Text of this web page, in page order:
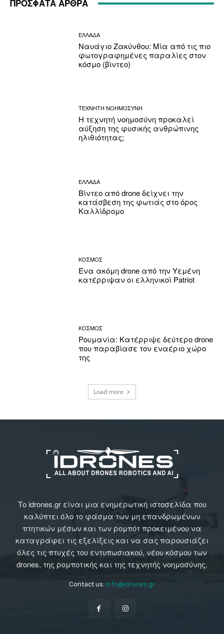
ΠΡΟΣΦΑΤΑ ΑΡΘΡΑ
ΕΛΛΑΔΑ
Ναυάγιο Ζακύνθου: Μία από τις πιο
φωτογραφημένες παραλίες στον
κόσμο (βίντεο)
ΤΕΧΝΗΤΗ ΝΟΗΜΟΣΥΝΗ
Η τεχνητή νοημοσύνη προκαλεί
αύξηση της φυσικής ανθρώπινης
ηλιθιότητας;
ΕΛΛΑΔΑ
Βίντεο από drone δείχνει την
κατάσβεση της φωτιάς στο όρος
Καλλίδρομο
ΚΟΣΜΟΣ
Ένα ακόμη drone από την Υεμένη
κατέρριψαν οι ελληνικοί Patriot
ΚΟΣΜΟΣ
Ρουμανία: Κατέρριψε δεύτερο drone
που παραβίασε τον εναέριο χώρο
της
Load more
Το idrones.gr είναι μια ενημερωτική ιστοσελίδα που
καλύπτει όλο το φάσμα των μη επανδρωμένων
πτητικών μέσων και των ρομπότ προκειμένου να
καταγράφει τις εξελίξεις και να σας παρουσιάζει
όλες τις πτυχές του εντυπωσιακού, νέου κόσμου των
drones, της ρομποτικής και της τεχνητής νοημοσύνης.
Contact us: info@idrones.gr